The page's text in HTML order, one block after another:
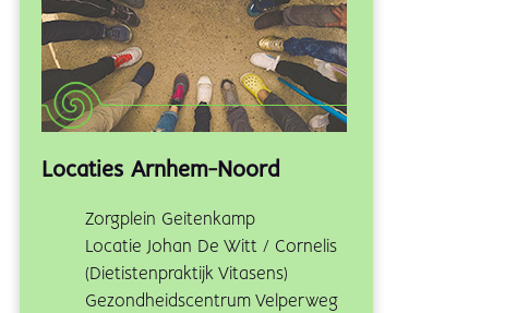
Locaties Arnhem-Noord
Zorgplein Geitenkamp
Locatie Johan De Witt / Cornelis
(Dietistenpraktijk Vitasens)
Gezondheidscentrum Velperweg